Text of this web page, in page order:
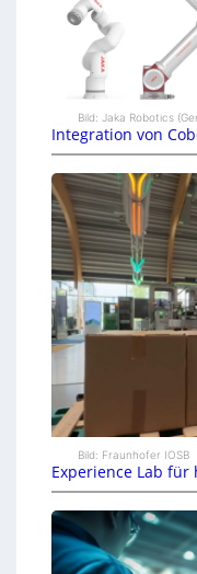
Bild: Jaka Robotics
Integration von
Bild: Fraunhofer IOSB
Experience Lab